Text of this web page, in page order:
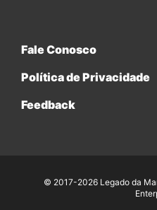
Fale Conosco
Política de Privacidade
Feedback
© 2017-2026 Legado da